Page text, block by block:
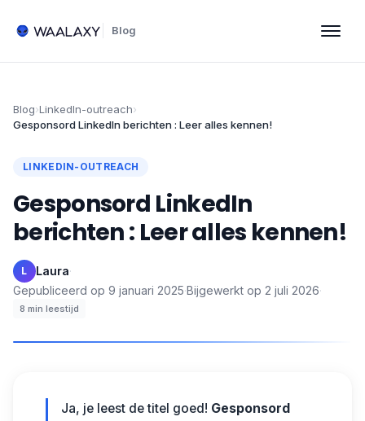
Blog
Blog›LinkedIn-outreach›
Gesponsord LinkedIn berichten : Leer alles kennen!
LINKEDIN-OUTREACH
Gesponsord LinkedIn
berichten : Leer alles kennen!
L Laura·
Gepubliceerd op 9 januari 2025·Bijgewerkt op 2 juli 2026·
8 min leestijd
Ja, je leest de titel goed! Gesponsord